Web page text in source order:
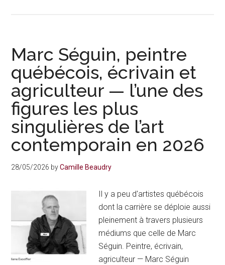
devenu
directeur
du
Théâtre
et
du
théâtre
francophone
en
2026
Marc Séguin, peintre
québécois, écrivain et
agriculteur — l’une des
figures les plus
singulières de l’art
contemporain en 2026
28/05/2026 byCamille Beaudry
Il y a peu d'artistes québécois
dont la carrière se déploie aussi
pleinement à travers plusieurs
médiums que celle de Marc
Séguin. Peintre, écrivain,
agriculteur — Marc Séguin